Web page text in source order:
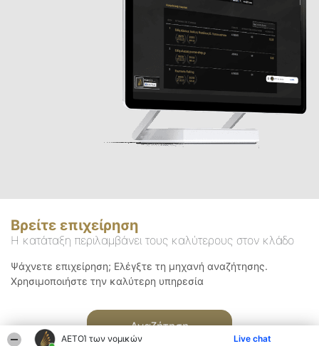
ΑΕΤΟΊ των νομικών Live chat
Βρείτε επιχείρηση
Η κατάταξη περιλαμβάνει τους καλύτερους στον κλάδο
Ψάχνετε επιχείρηση; Ελέγξτε τη μηχανή αναζήτησης.
Χρησιμοποιήστε την καλύτερη υπηρεσία
Αναζήτηση